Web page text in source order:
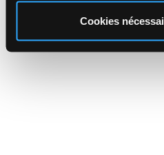
Cookies